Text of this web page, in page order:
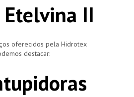
II
oferecidos pela Hidrotex
destacar: